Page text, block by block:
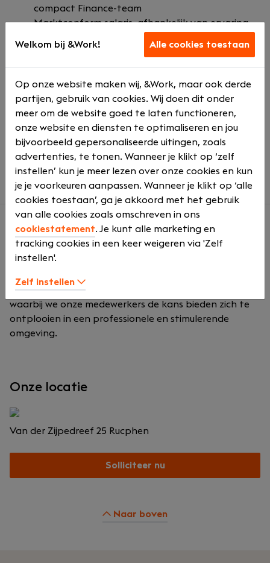
compact Finance-team
Marktconform salaris, afhankelijk van ervaring
Ruimte voor opleiding, ontwikkeling en doorgroei
Informele werksfeer binnen een dynamisch en
groeiend bedrijf
Goede secundaire arbeidsvoorwaarden
Flexibele werktijden met mogelijkheid tot
gedeeltelijk thuiswerken
Een stabiele organisatie waar eigen initiatief
wordt gewaardeerd
Salarisindicatie tussen €3.500 en €5.500
Over ons
Wij zijn een innovatief kunststofproductiebedrijf dat
bedrijf staat samenwerking en ontwikkeling centraal,
waarbij we onze medewerkers de kans bieden zich te
ontplooien in een professionele en stimulerende
omgeving.
Onze locatie
Van der Zijpedreef 25 Rucphen
Solliciteer nu
Naar boven
Welkom bij &Work! Alle cookies toestaan
Op onze website maken wij, &Work, maar ook derde
partijen, gebruik van cookies. Wij doen dit onder
meer om de website goed te laten functioneren,
onze website en diensten te optimaliseren en jou
bijvoorbeeld gepersonaliseerde uitingen, zoals
advertenties, te tonen. Wanneer je klikt op ‘zelf
instellen’ kun je meer lezen over onze cookies en kun
je je voorkeuren aanpassen. Wanneer je klikt op ‘alle
cookies toestaan’, ga je akkoord met het gebruik
van alle cookies zoals omschreven in ons
cookiestatement. Je kunt alle marketing en
tracking cookies in een keer weigeren via 'Zelf
instellen'.
Zelf instellen